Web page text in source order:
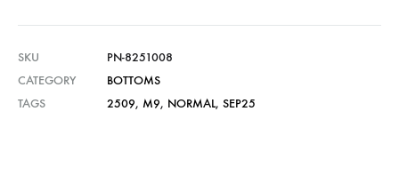
SKU
PN-8251008
CATEGORY
BOTTOMS
TAGS
2509, M9, NORMAL, SEP25